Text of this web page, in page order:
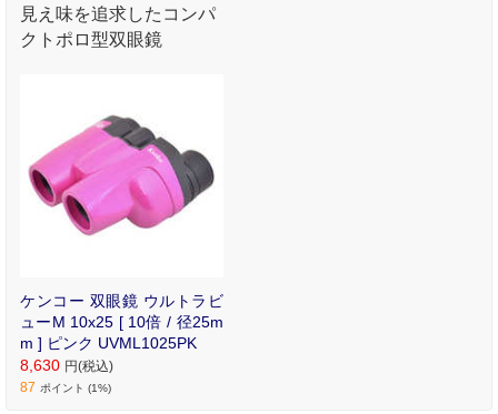
見え味を追求したコンパ
クトポロ型双眼鏡
ケンコー 双眼鏡 ウルトラビ
ューM 10x25 [ 10倍 / 径25m
m ] ピンク UVML1025PK
8,630 円(税込)
87 ポイント (1%)